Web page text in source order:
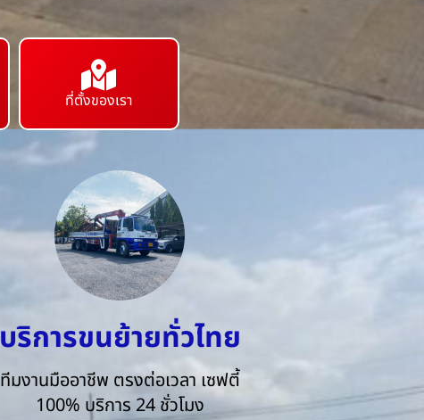
ที่ตั้งของเรา
บริการขนย้ายทั่วไทย
ทีมงานมืออาชีพ ตรงต่อเวลา เซฟตี้
100% บริการ 24 ชั่วโมง